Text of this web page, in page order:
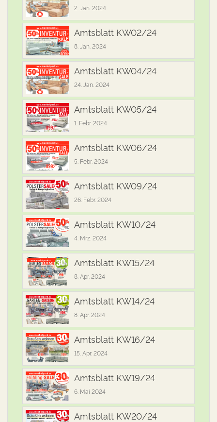
2. Jan. 2024
Amtsblatt KW02/24
8. Jan. 2024
Amtsblatt KW04/24
24. Jan. 2024
Amtsblatt KW05/24
1. Febr. 2024
Amtsblatt KW06/24
5. Febr. 2024
Amtsblatt KW09/24
26. Febr. 2024
Amtsblatt KW10/24
4. Mrz. 2024
Amtsblatt KW15/24
8. Apr. 2024
Amtsblatt KW14/24
8. Apr. 2024
Amtsblatt KW16/24
15. Apr. 2024
Amtsblatt KW19/24
6. Mai 2024
Amtsblatt KW20/24